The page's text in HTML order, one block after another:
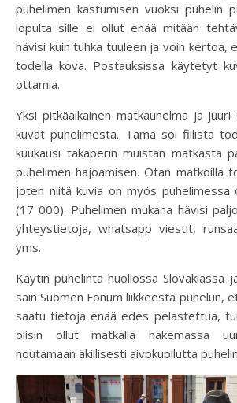
puhelimen kastumisen vuoksi puhelin
lopulta sille ei ollut enää mitään
hävisi kuin tuhka tuuleen ja voin kertoa,
todella kova. Postauksissa käytetyt
ottamia.
Yksi pitkäaikainen matkaunelma ja juuri
kuvat puhelimesta. Tämä söi fiilistä
kuukausi takaperin muistan matkasta
puhelimen hajoamisen. Otan matkoilla
joten niitä kuvia on myös puhelimessa
(17 000). Puhelimen mukana hävisi
yhteystietoja, whatsapp viestit,
yms.
Käytin puhelinta huollossa Slovakiassa
sain Suomen Fonum liikkeestä puhelun,
saatu tietoja enää edes pelastettua,
olisin ollut matkalla hakemassa
noutamaan äkillisesti aivokuollutta